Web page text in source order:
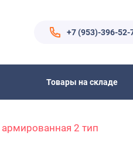
+7 (953)-396-52-
Товары на складе
2 тип